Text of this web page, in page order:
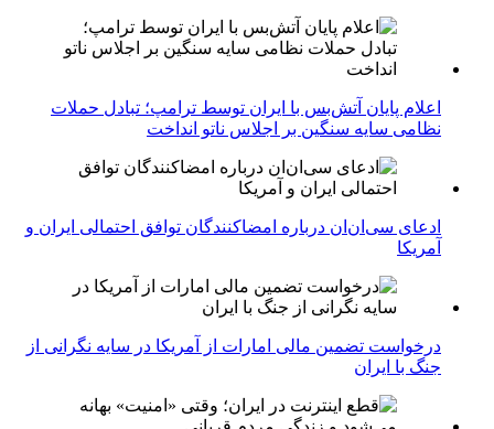
اعلام پایان آتش‌بس با ایران توسط ترامپ؛ تبادل حملات
نظامی سایه سنگین بر اجلاس ناتو انداخت
ادعای سی‌ان‌ان درباره امضاکنندگان توافق احتمالی ایران و
آمریکا
درخواست تضمین مالی امارات از آمریکا در سایه نگرانی از
جنگ با ایران